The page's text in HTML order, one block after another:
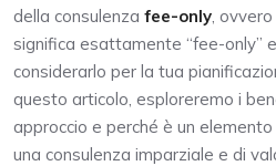
della consulenza fee-only ,
significa esattamente “fee-only”
considerarlo per la tua
questo articolo, esploreremo i
approccio e perché è un
una consulenza imparziale e di